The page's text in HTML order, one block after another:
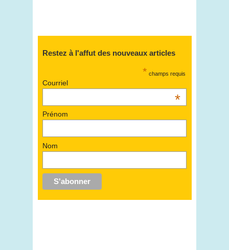
Restez à l'affut des nouveaux articles
* champs requis
Courriel
*
Prénom
Nom